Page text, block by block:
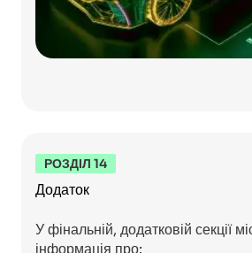
РОЗДІЛ 14
Додаток
У фінальній, додатковій секції
інформація про: